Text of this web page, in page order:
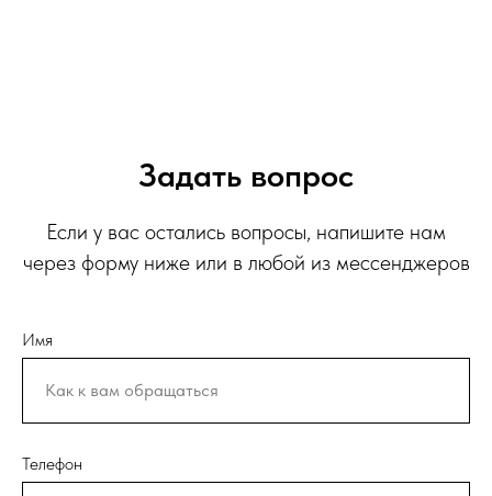
Задать вопрос
Если у вас остались вопросы, напишите нам
через форму ниже или в любой из мессенджеров
Имя
Телефон